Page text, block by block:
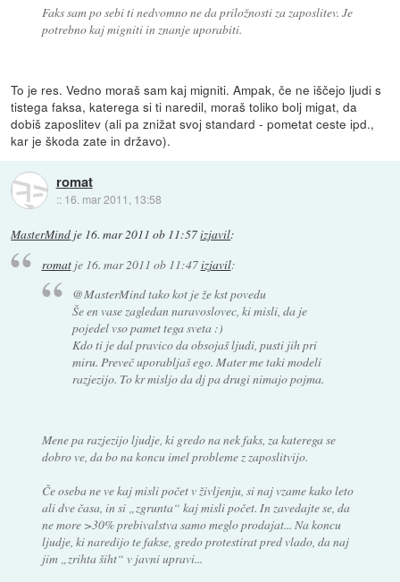
Faks sam po sebi ti nedvomno ne da priložnosti za zaposlitev. Je
potrebno kaj migniti in znanje uporabiti.
To je res. Vedno moraš sam kaj migniti. Ampak, če ne iščejo ljudi s
tistega faksa, katerega si ti naredil, moraš toliko bolj migat, da
dobiš zaposlitev (ali pa znižat svoj standard - pometat ceste ipd.,
kar je škoda zate in državo).
romat
:: 16. mar 2011, 13:58
MasterMind je 16. mar 2011 ob 11:57izjavil:
romatje 16. mar 2011 ob 11:47izjavil:
@MasterMind tako kot je že kst povedu
Še en vase zagledan naravoslovec, ki misli, da je
pojedel vso pamet tega sveta :)
Kdo ti je dal pravico da obsojaš ljudi, pusti jih pri
miru. Preveč uporabljaš ego. Mater me taki modeli
razjezijo. To kr misljo da dj pa drugi nimajo pojma.
Mene pa razjezijo ljudje, ki gredo na nek faks, za katerega se
dobro ve, da bo na koncu imel probleme z zaposlitvijo.
Če oseba ne ve kaj misli počet v življenju, si naj vzame kako leto
ali dve časa, in si „zgrunta“ kaj misli počet. In zavedajte se, da
ne more >30% prebivalstva samo meglo prodajat... Na koncu
ljudje, ki naredijo te fakse, gredo protestirat pred vlado, da naj
jim „zrihta šiht“ v javni upravi...